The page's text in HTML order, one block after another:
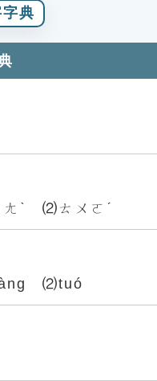
典
ˋ ⑵ㄊㄨㄛˊ
⑵tuó